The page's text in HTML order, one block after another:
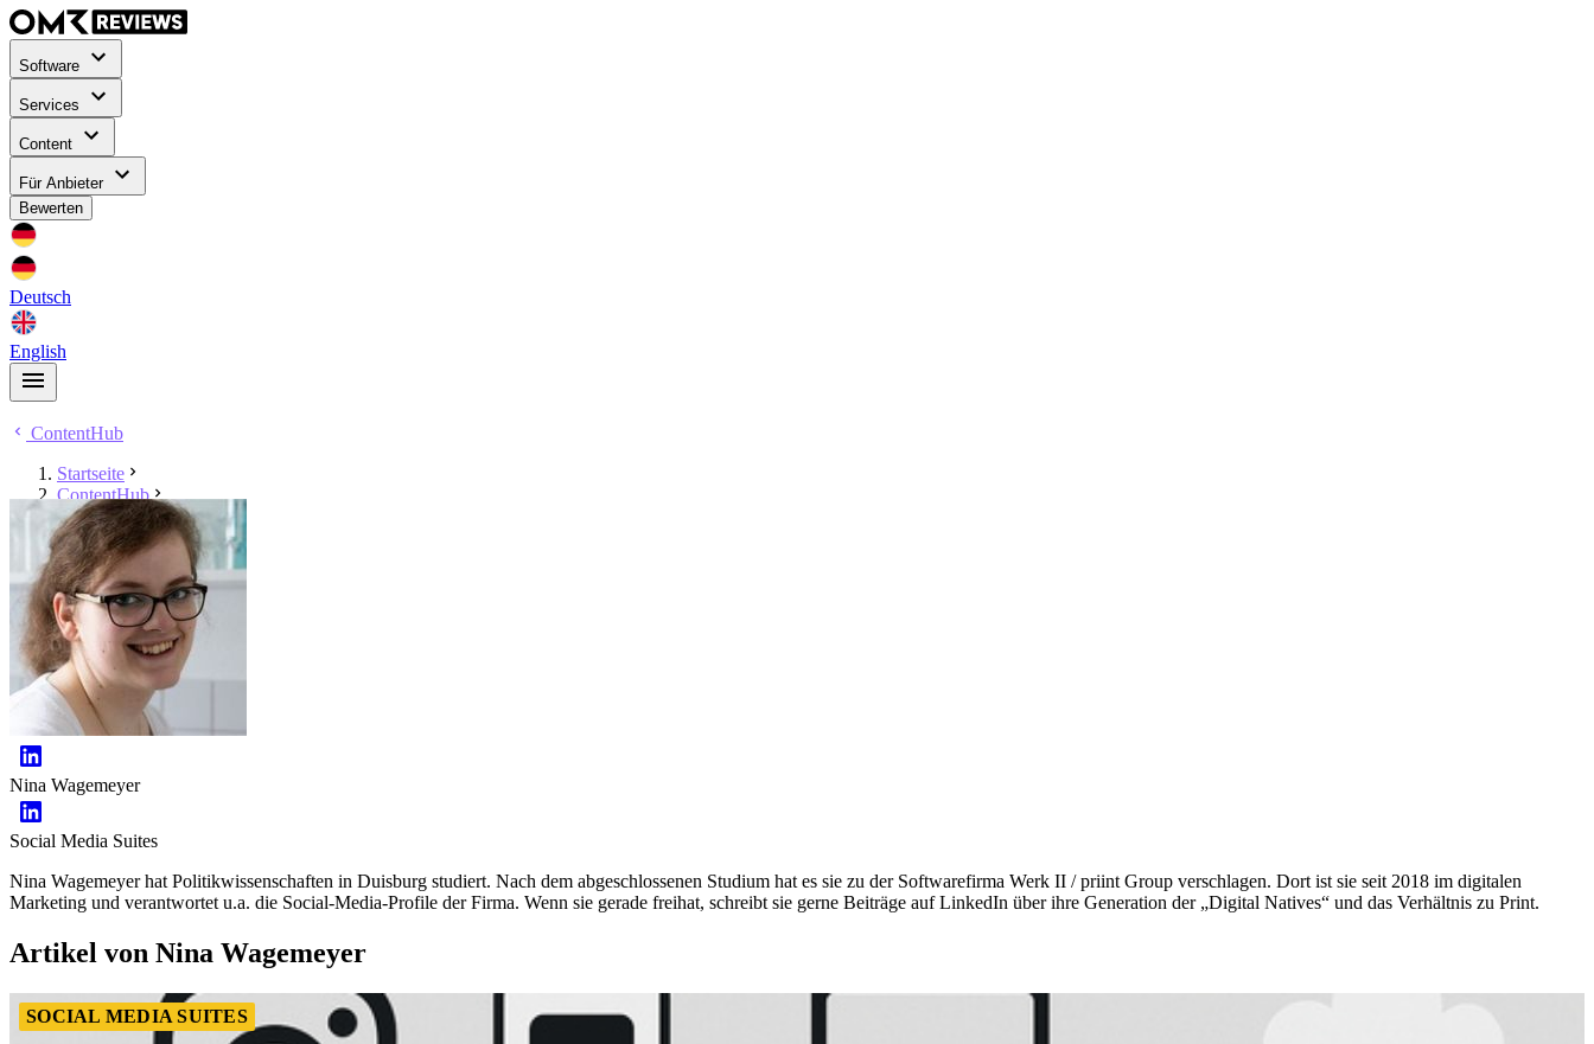
Software
Services
Content
Für Anbieter
Bewerten
Deutsch
English
ContentHub
Startseite
ContentHub
Nina Wagemeyer
Nina Wagemeyer
Social Media Suites
Nina Wagemeyer hat Politikwissenschaften in Duisburg studiert. Nach dem abgeschlossenen Studium hat es sie zu der Softwarefirma Werk II / priint Group verschlagen. Dort ist sie seit 2018 im digitalen
Marketing und verantwortet u.a. die Social-Media-Profile der Firma. Wenn sie gerade freihat, schreibt sie gerne Beiträge auf LinkedIn über ihre Generation der „Digital Natives“ und das Verhältnis zu Print.
Artikel von Nina Wagemeyer
SOCIAL MEDIA SUITES